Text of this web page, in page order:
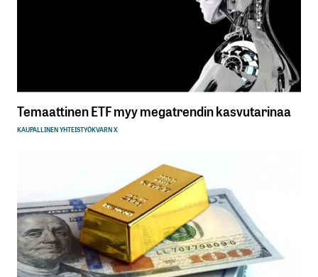
Temaattinen ETF myy megatrendin kasvutarinaa
KAUPALLINEN YHTEISTYÖKVARN X